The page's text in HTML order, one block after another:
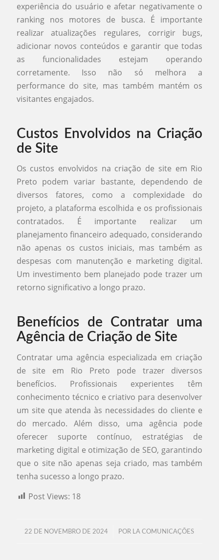
experiência do usuário e afetar negativamente o
ranking nos motores de busca. É importante
realizar atualizações regulares, corrigir bugs,
adicionar novos conteúdos e garantir que todas
as funcionalidades estejam operando
corretamente. Isso não só melhora a
performance do site, mas também mantém os
visitantes engajados.
Custos Envolvidos na Criação
de Site
Os custos envolvidos na criação de site em Rio
Preto podem variar bastante, dependendo de
diversos fatores, como a complexidade do
projeto, a plataforma escolhida e os profissionais
contratados. É importante realizar um
planejamento financeiro adequado, considerando
não apenas os custos iniciais, mas também as
despesas com manutenção e marketing digital.
Um investimento bem planejado pode trazer um
retorno significativo a longo prazo.
Benefícios de Contratar uma
Agência de Criação de Site
Contratar uma agência especializada em criação
de site em Rio Preto pode trazer diversos
benefícios. Profissionais experientes têm
conhecimento técnico e criativo para desenvolver
um site que atenda às necessidades do cliente e
do mercado. Além disso, uma agência pode
oferecer suporte contínuo, estratégias de
marketing digital e otimização de SEO, garantindo
que o site não apenas seja criado, mas também
tenha sucesso a longo prazo.
Post Views: 18
22 DE NOVEMBRO DE 2024
/ POR LA COMUNICAÇÕES